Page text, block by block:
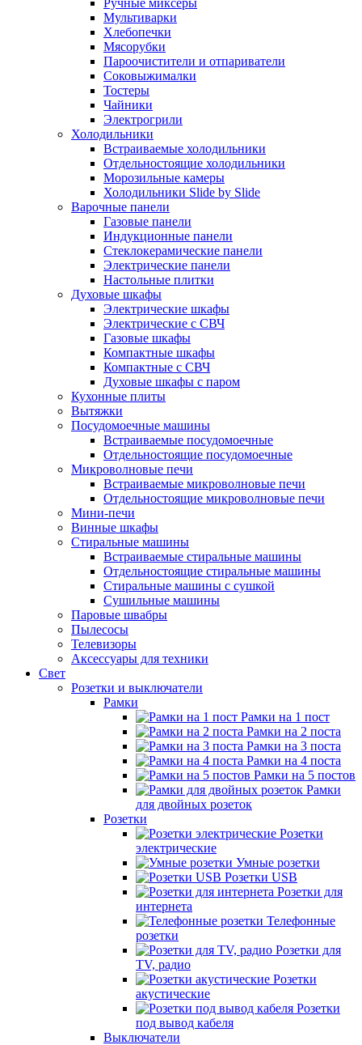
Ручные миксеры
Мультиварки
Хлебопечки
Мясорубки
Пароочистители и отпариватели
Соковыжималки
Тостеры
Чайники
Электрогрили
Холодильники
Встраиваемые холодильники
Отдельностоящие холодильники
Морозильные камеры
Холодильники Slide by Slide
Варочные панели
Газовые панели
Индукционные панели
Стеклокерамические панели
Электрические панели
Настольные плитки
Духовые шкафы
Электрические шкафы
Электрические с СВЧ
Газовые шкафы
Компактные шкафы
Компактные с СВЧ
Духовые шкафы с паром
Кухонные плиты
Вытяжки
Посудомоечные машины
Встраиваемые посудомоечные
Отдельностоящие посудомоечные
Микроволновые печи
Встраиваемые микроволновые печи
Отдельностоящие микроволновые печи
Мини-печи
Винные шкафы
Стиральные машины
Встраиваемые стиральные машины
Отдельностоящие стиральные машины
Стиральные машины с сушкой
Сушильные машины
Паровые швабры
Пылесосы
Телевизоры
Аксессуары для техники
Свет
Розетки и выключатели
Рамки
Рамки на 1 пост
Рамки на 2 поста
Рамки на 3 поста
Рамки на 4 поста
Рамки на 5 постов
Рамки
для двойных розеток
Розетки
Розетки
электрические
Умные розетки
Розетки USB
Розетки для
интернета
Телефонные
розетки
Розетки для
TV, радио
Розетки
акустические
Розетки
под вывод кабеля
Выключатели